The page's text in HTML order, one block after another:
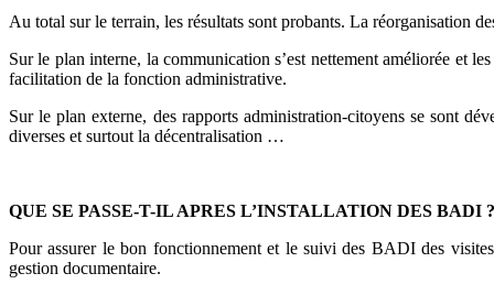
Au total sur le terrain, les résultats sont probants. La réorganisation
Sur le plan interne, la communication s’est nettement améliorée et
facilitation de la fonction administrative.
Sur le plan externe, des rapports administration-citoyens se sont
diverses et surtout la décentralisation …
QUE SE PASSE-T-IL APRES L’INSTALLATION DES BADI ?
Pour assurer le bon fonctionnement et le suivi des BADI des
gestion documentaire.